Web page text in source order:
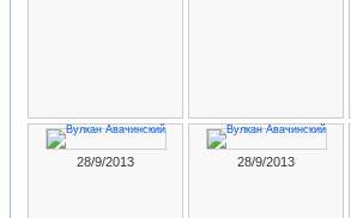
28/9/2013 28/9/2013